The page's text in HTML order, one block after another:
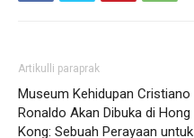
Artikulli paraprak
Museum Kehidupan Cristiano
Ronaldo Akan Dibuka di Hong
Kong: Sebuah Perayaan untuk